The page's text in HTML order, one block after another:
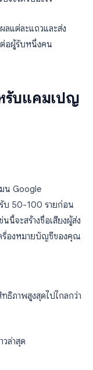
ลแต่ละแถวและส่ง
อผู้รับหนึ่งคน
รับแคมเปญ
น Google
รับ 50-100 รายก่อน
นี้จะสร้างชื่อเสียงผู้ส่ง
รื่องหมายบัญชีของคุณ
ธิภาพสูงสุดไปไกลกว่า
ล่าสุด